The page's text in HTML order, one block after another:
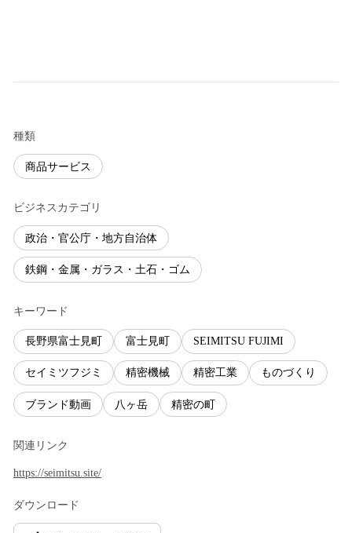
種類
商品サービス
ビジネスカテゴリ
政治・官公庁・地方自治体
鉄鋼・金属・ガラス・土石・ゴム
キーワード
長野県富士見町 富士見町 SEIMITSU FUJIMI
セイミツフジミ 精密機械 精密工業 ものづくり
ブランド動画 八ヶ岳 精密の町
関連リンク
https://seimitsu.site/
ダウンロード